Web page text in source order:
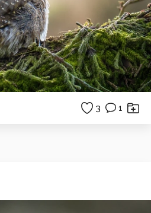
3 1